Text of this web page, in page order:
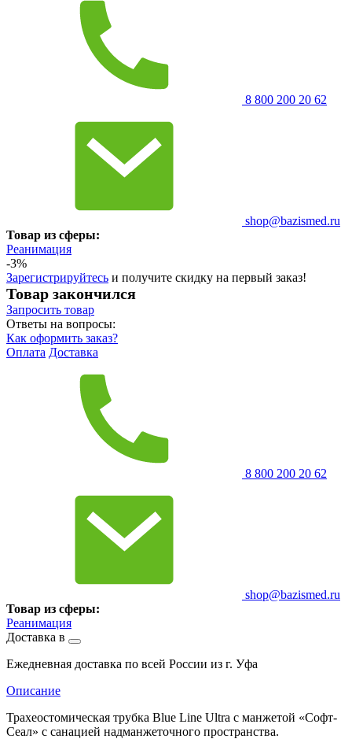
8 800 200 20 62
shop@bazismed.ru
Товар из сферы:
Реанимация
-3%
Зарегистрируйтесь и получите скидку на первый заказ!
Товар закончился
Запросить товар
Ответы на вопросы:
Как оформить заказ?
Оплата Доставка
8 800 200 20 62
shop@bazismed.ru
Товар из сферы:
Реанимация
Доставка в
Ежедневная доставка по всей России из г. Уфа
Описание
Трахеостомическая трубка Blue Line Ultra с манжетой «Софт-
Сеал» с санацией надманжеточного пространства.